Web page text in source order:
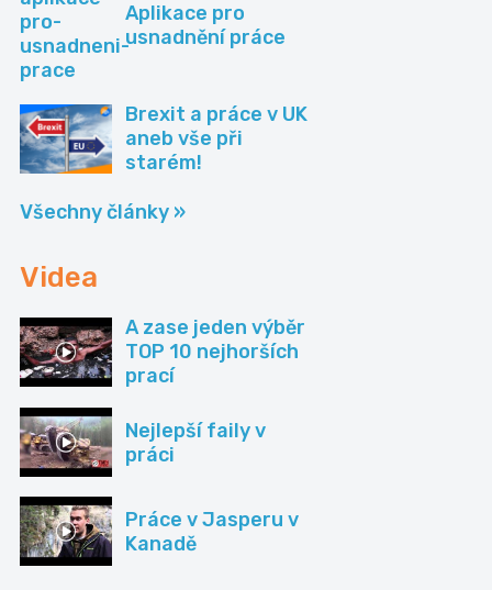
Aplikace pro
usnadnění práce
Brexit a práce v UK
aneb vše při
starém!
Všechny články »
Videa
A zase jeden výběr
TOP 10 nejhorších
prací
Nejlepší faily v
práci
Práce v Jasperu v
Kanadě